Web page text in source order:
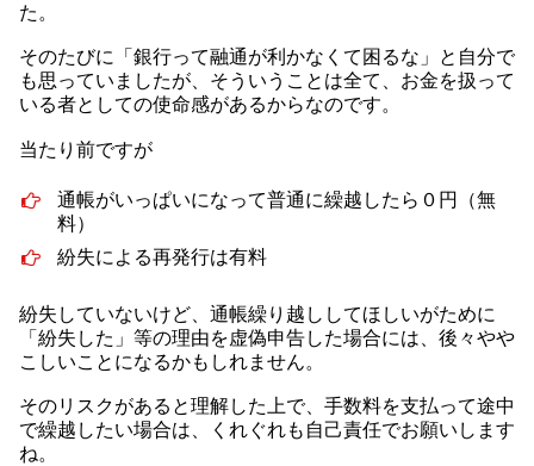
た。
そのたびに「銀行って融通が利かなくて困るな」と自分で
も思っていましたが、そういうことは全て、お金を扱って
いる者としての使命感があるからなのです。
当たり前ですが
通帳がいっぱいになって普通に繰越したら０円（無
料）
紛失による再発行は有料
紛失していないけど、通帳繰り越ししてほしいがために
「紛失した」等の理由を虚偽申告した場合には、後々やや
こしいことになるかもしれません。
そのリスクがあると理解した上で、手数料を支払って途中
で繰越したい場合は、くれぐれも自己責任でお願いします
ね。